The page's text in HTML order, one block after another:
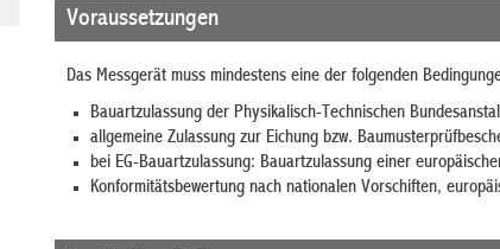
Voraussetzungen
Das Messgerät muss mindestens eine der folgenden
Bauartzulassung der Physikalisch-Technischen
allgemeine Zulassung zur Eichung bzw.
bei EG-Bauartzulassung: Bauartzulassung einer
Konformitätsbewertung nach nationalen Vorschiften,